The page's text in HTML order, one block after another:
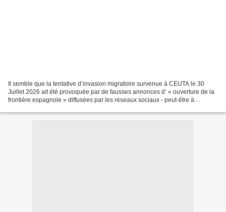
Il semble que la tentative d’invasion migratoire survenue à CEUTA le 30
Juillet 2026 ait été provoquée par de fausses annonces d’ « ouverture de la
frontière espagnole » diffusées par les réseaux sociaux - peut-être à